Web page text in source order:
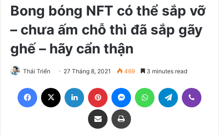
Bong bóng NFT có thể sắp vỡ
– chưa ấm chỗ thì đã sắp gãy
ghế – hãy cẩn thận
Thái Triển 27 Tháng 8, 2021 469 3 minutes read
Facebook LinkedIn Pinterest MessengerWhatsAppTelegram
Share via Email Print